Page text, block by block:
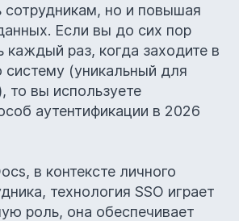
но и повышая
Если вы до сих пор
каждый раз, когда заходите в
систему (уникальный для
то вы используете
аутентификации в 2026
в контексте личного
технология SSO играет
роль, она обеспечивает